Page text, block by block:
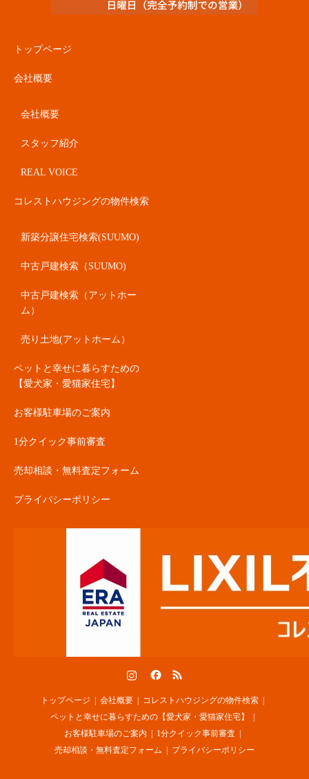
トップページ
会社概要
会社概要
スタッフ紹介
REAL VOICE
コレストハウジングの物件検索
新築分譲住宅検索(SUUMO)
中古戸建検索（SUUMO)
中古戸建検索（アットホー
ム）
売り土地(アットホーム）
ペットと幸せに暮らすための
【愛犬家・愛猫家住宅】
お客様駐車場のご案内
1分クイック事前審査
売却相談・無料査定フォーム
プライバシーポリシー
トップページ 会社概要
コレストハウジングの物件検索
ペットと幸せに暮らすための【愛犬家・愛猫家住宅】
お客様駐車場のご案内
1分クイック事前審査
売却相談・無料査定フォーム
プライバシーポリシー